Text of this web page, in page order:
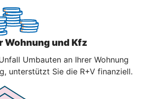
Wohnung und Kfz
Umbauten an Ihrer Wohnung
unterstützt Sie die R+V finanziell.